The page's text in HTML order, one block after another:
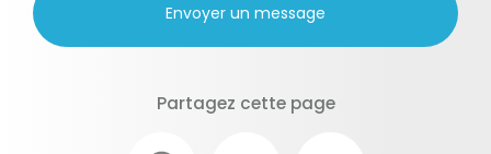
Envoyer un message
Partagez cette page